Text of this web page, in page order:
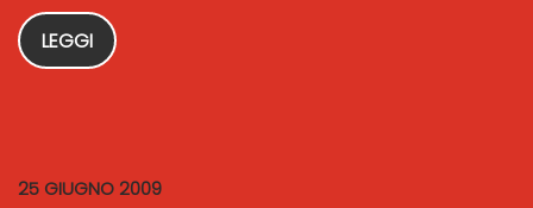
LEGGI
25 GIUGNO 2009